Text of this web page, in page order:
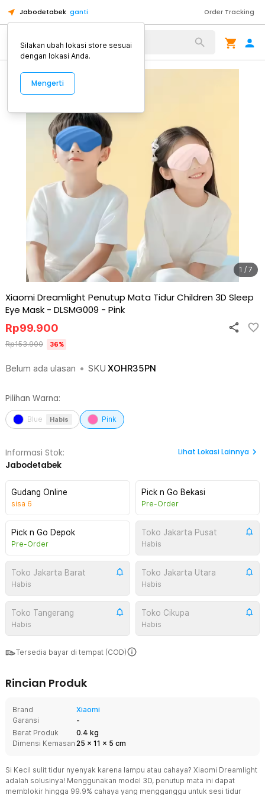
Jabodetabek ganti Order Tracking
Alat Kopi
1 / 7
Xiaomi Dreamlight Penutup Mata Tidur Children 3D Sleep
Eye Mask - DLSMG009 - Pink
Belum ada ulasan • SKU XOHR35PN
Rp99.900
Rp153.900 36%
Pilihan Warna:
Blue Habis Pink
Informasi Stok:
Jabodetabek
Lihat Lokasi Lainnya
Gudang Online
sisa 6
Pick n Go Bekasi
Pre-Order
Pick n Go Depok
Pre-Order
Toko Jakarta Pusat
Habis
Toko Jakarta Barat
Habis
Toko Jakarta Utara
Habis
Toko Tangerang
Habis
Toko Cikupa
Habis
Tersedia bayar di tempat (COD)
Rincian Produk
Brand
Xiaomi
Garansi
-
Berat Produk
0.4 kg
Dimensi Kemasan 25 x 11 x 5 cm
Si Kecil sulit tidur nyenyak karena lampu atau cahaya? Xiaomi Dreamlight
adalah solusinya! Menggunakan model 3D, penutup mata ini dapat
memblokir hingga 99.9% cahaya yang mengganggu untuk sesi tidur
Silakan ubah lokasi store sesuai
dengan lokasi Anda.
Mengerti